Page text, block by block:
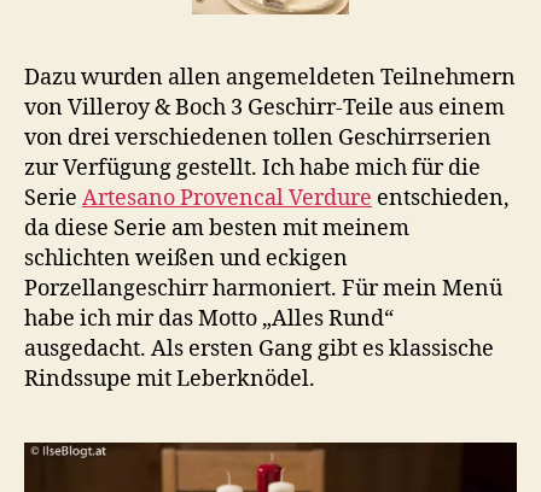
Dazu wurden allen angemeldeten Teilnehmern
von Villeroy & Boch 3 Geschirr-Teile aus einem
von drei verschiedenen tollen Geschirrserien
zur Verfügung gestellt. Ich habe mich für die
Serie Artesano Provencal Verdure entschieden,
da diese Serie am besten mit meinem
schlichten weißen und eckigen
Porzellangeschirr harmoniert. Für mein Menü
habe ich mir das Motto „Alles Rund“
ausgedacht. Als ersten Gang gibt es klassische
Rindssupe mit Leberknödel.